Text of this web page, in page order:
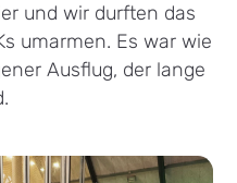
und wir durften das
umarmen. Es war wie
Ausflug, der lange